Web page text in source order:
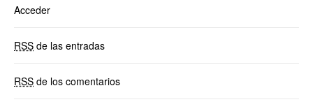
Acceder
RSS de las entradas
RSS de los comentarios